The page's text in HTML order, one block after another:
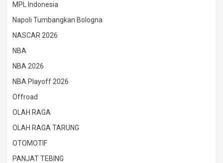
MPL Indonesia
Napoli Tumbangkan Bologna
NASCAR 2026
NBA
NBA 2026
NBA Playoff 2026
Offroad
OLAH RAGA
OLAH RAGA TARUNG
OTOMOTIF
PANJAT TEBING